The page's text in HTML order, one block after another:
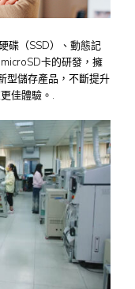
碟（SSD）、動態記
卡的研發，擁
型儲存產品，不斷提升
佳體驗。.